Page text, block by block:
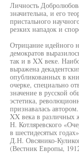
Личность
значительна, и его
пристального
резких нападок и
Отрицание идейного
демократов
так и в XX веке.
выражена
опубликованных в
очерке, специально
значение в русской
эстетика,
признавалась
XX века в различных
Н. Котляревского
в шестидесятых
Д.Н. Овсянико-
(Вестник Европы,